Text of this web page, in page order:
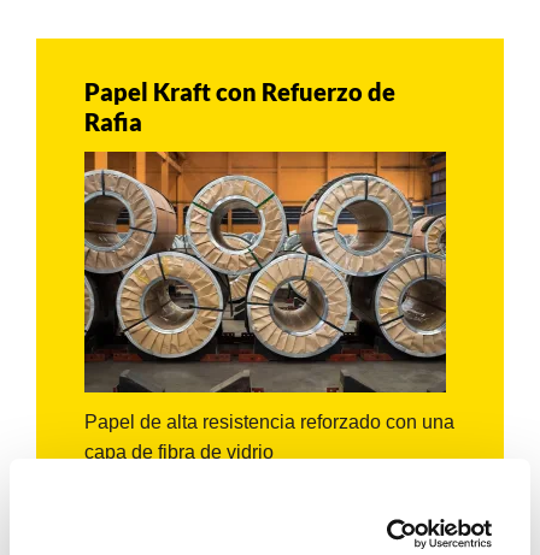
Papel Kraft con Refuerzo de
Rafia
Papel de alta resistencia reforzado con una
capa de fibra de vidrio